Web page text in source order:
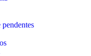
pendentes